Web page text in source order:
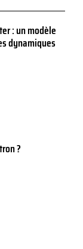
: un modèle
dynamiques
?